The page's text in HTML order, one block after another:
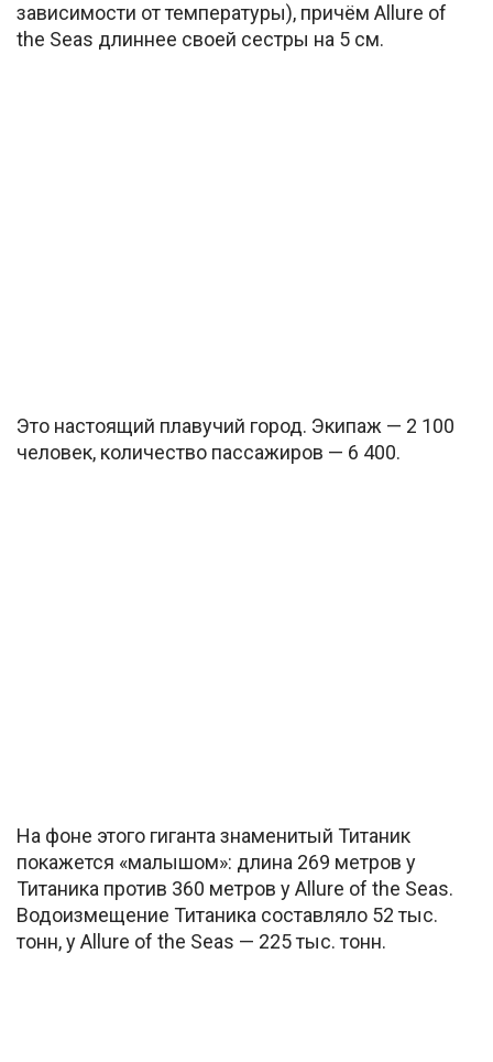
зависимости от температуры), причём Allure of
the Seas длиннее своей сестры на 5 см.
Это настоящий плавучий город. Экипаж — 2 100
человек, количество пассажиров — 6 400.
На фоне этого гиганта знаменитый Титаник
покажется «малышом»: длина 269 метров у
Титаника против 360 метров у Allure of the Seas.
Водоизмещение Титаника составляло 52 тыс.
тонн, у Allure of the Seas — 225 тыс. тонн.